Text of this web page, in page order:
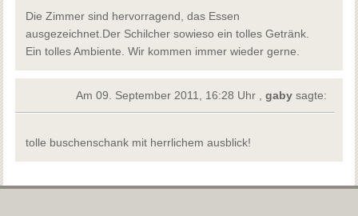
Die Zimmer sind hervorragend, das Essen
ausgezeichnet.Der Schilcher sowieso ein tolles Getränk.
Ein tolles Ambiente. Wir kommen immer wieder gerne.
Am 09. September 2011, 16:28 Uhr ,gaby sagte:
tolle buschenschank mit herrlichem ausblick!